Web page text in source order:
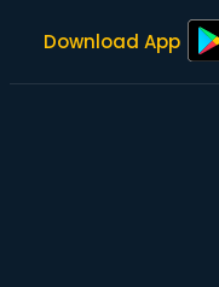
Download App